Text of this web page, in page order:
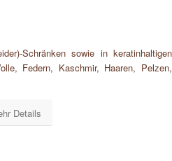
Schränken sowie in keratinhaltigen
Federn, Kaschmir, Haaren, Pelzen,
Details